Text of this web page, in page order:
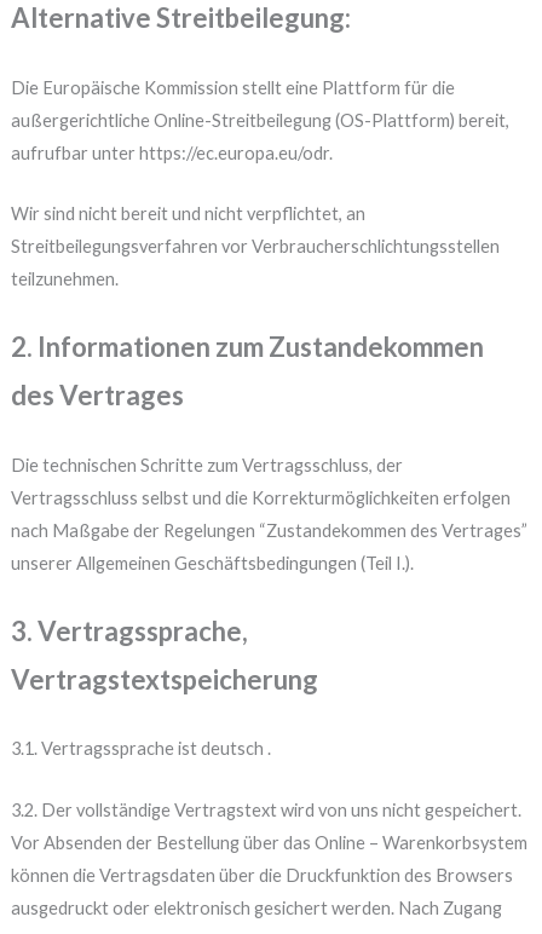
Alternative Streitbeilegung:
Die Europäische Kommission stellt eine Plattform für die
außergerichtliche Online-Streitbeilegung (OS-Plattform) bereit,
aufrufbar unter https://ec.europa.eu/odr.
Wir sind nicht bereit und nicht verpflichtet, an
Streitbeilegungsverfahren vor Verbraucherschlichtungsstellen
teilzunehmen.
2. Informationen zum Zustandekommen
des Vertrages
Die technischen Schritte zum Vertragsschluss, der
Vertragsschluss selbst und die Korrekturmöglichkeiten erfolgen
nach Maßgabe der Regelungen “Zustandekommen des Vertrages”
unserer Allgemeinen Geschäftsbedingungen (Teil I.).
3. Vertragssprache,
Vertragstextspeicherung
3.1. Vertragssprache ist deutsch .
3.2. Der vollständige Vertragstext wird von uns nicht gespeichert.
Vor Absenden der Bestellung über das Online – Warenkorbsystem
können die Vertragsdaten über die Druckfunktion des Browsers
ausgedruckt oder elektronisch gesichert werden. Nach Zugang